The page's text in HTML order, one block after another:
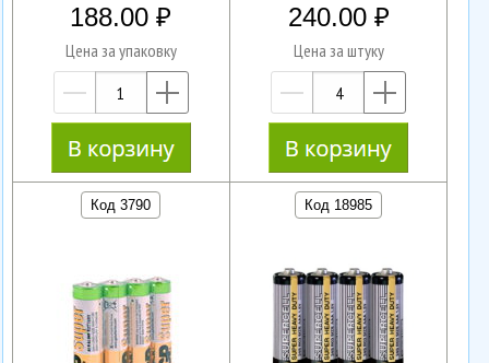
188.00
Цена за упаковку
—
240.00
Цена за штуку
—
Код 3790 Код 18985